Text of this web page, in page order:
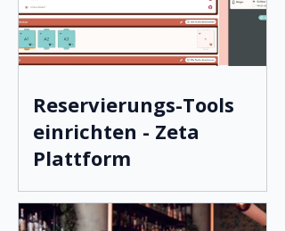
Reservierungs-Tools
einrichten - Zeta
Plattform